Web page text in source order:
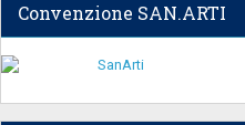
Convenzione SAN.ARTI